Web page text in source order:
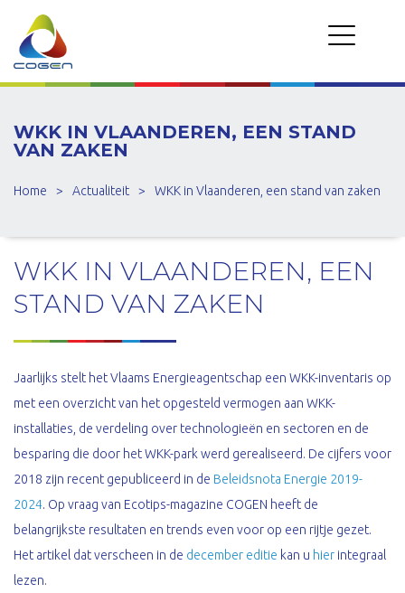
WKK IN VLAANDEREN, EEN STAND
VAN ZAKEN
Home > Actualiteit > WKK in Vlaanderen, een stand van zaken
WKK IN VLAANDEREN, EEN
STAND VAN ZAKEN
Jaarlijks stelt het Vlaams Energieagentschap een WKK-inventaris op
met een overzicht van het opgesteld vermogen aan WKK-
installaties, de verdeling over technologieën en sectoren en de
besparing die door het WKK-park werd gerealiseerd. De cijfers voor
2018 zijn recent gepubliceerd in de Beleidsnota Energie 2019-
2024. Op vraag van Ecotips-magazine COGEN heeft de
belangrijkste resultaten en trends even voor op een rijtje gezet.
Het artikel dat verscheen in de december editie kan u hier integraal
lezen.